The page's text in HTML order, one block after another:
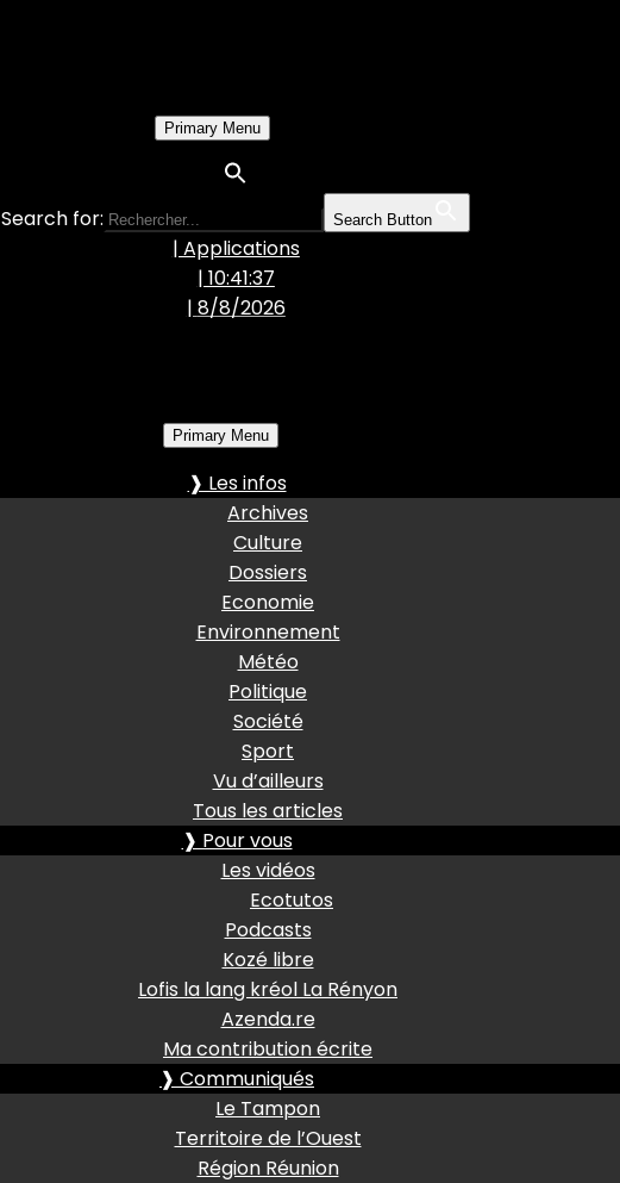
Primary Menu
Search for: Search Button
| Applications
| 10:41:38
| 8/8/2026
Primary Menu
❱ Les infos
Archives
Culture
Dossiers
Economie
Environnement
Météo
Politique
Société
Sport
Vu d’ailleurs
Tous les articles
❱ Pour vous
Les vidéos
Ecotutos
Podcasts
Kozé libre
Lofis la lang kréol La Rényon
Azenda.re
Ma contribution écrite
❱ Communiqués
Le Tampon
Territoire de l’Ouest
Région Réunion